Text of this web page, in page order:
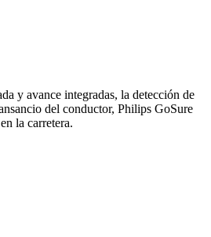
y avance integradas, la detección de
del conductor, Philips GoSure
la carretera.